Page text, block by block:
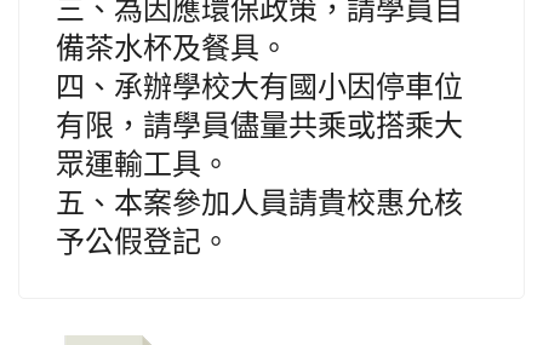
三、為因應環保政策，請學員自
備茶水杯及餐具。
四、承辦學校大有國小因停車位
有限，請學員儘量共乘或搭乘大
眾運輸工具。
五、本案參加人員請貴校惠允核
予公假登記。